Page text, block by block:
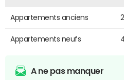
Appartements anciens
Appartements neufs
A ne pas manquer